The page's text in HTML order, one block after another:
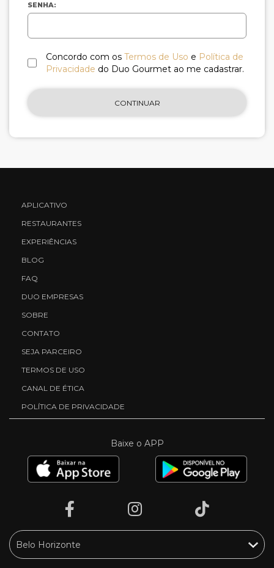
SENHA:
Concordo com osTermos de Uso e Política de
Privacidade do Duo Gourmet ao me cadastrar.
CONTINUAR
APLICATIVO
RESTAURANTES
EXPERIÊNCIAS
BLOG
FAQ
DUO EMPRESAS
SOBRE
CONTATO
SEJA PARCEIRO
TERMOS DE USO
CANAL DE ÉTICA
POLÍTICA DE PRIVACIDADE
Baixe o APP